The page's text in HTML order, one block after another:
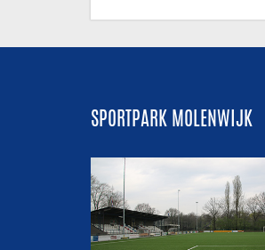
SPORTPARK MOLENWIJK